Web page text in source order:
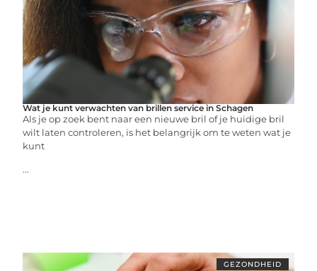
Wat je kunt verwachten van brillen service in Schagen
Als je op zoek bent naar een nieuwe bril of je huidige bril
wilt laten controleren, is het belangrijk om te weten wat je
kunt
...
GEZONDHEID